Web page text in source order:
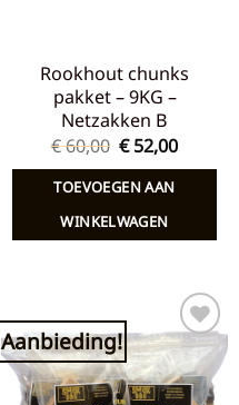
Rookhout chunks
pakket – 9KG –
Netzakken B
€60,00
prijs
was:
€ 60,00.
€52,00
TOEVOEGEN AAN
WINKELWAGEN
Aanbieding!
Toevoegen
aan
verlanglijst